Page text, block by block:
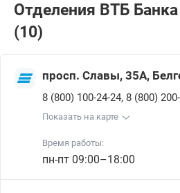
Отделения ВТБ
(10)
просп. Славы, 35А,
8 (800) 100-24-24, 8 (800)
Показать на карте
Время работы:
пн-пт 09:00–18:00